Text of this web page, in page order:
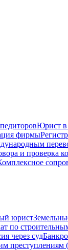
Юрист в
фирмы
и проверка
юрист
по
через суд